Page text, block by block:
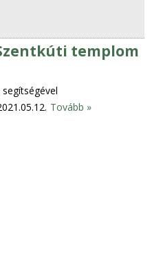
templom
Tovább »